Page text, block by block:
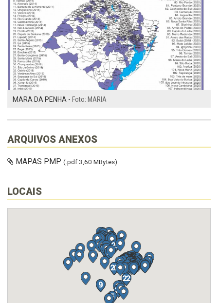
MARA DA PENHA - Foto: MARIA
ARQUIVOS ANEXOS
MAPAS PMP (.pdf 3,60 MBytes)
LOCAIS